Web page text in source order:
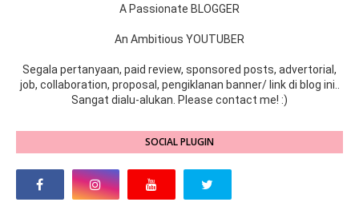
A Passionate BLOGGER
An Ambitious YOUTUBER
Segala pertanyaan, paid review, sponsored posts, advertorial,
job, collaboration, proposal, pengiklanan banner/ link di blog ini..
Sangat dialu-alukan. Please contact me! :)
SOCIAL PLUGIN